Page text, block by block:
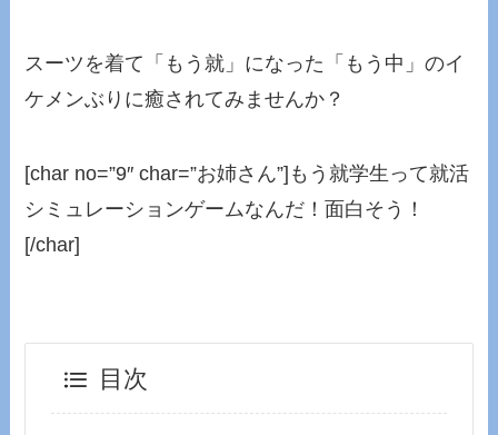
スーツを着て「もう就」になった「もう中」のイ
ケメンぶりに癒されてみませんか？
[char no=”9″ char=”お姉さん”]もう就学生って就活
シミュレーションゲームなんだ！面白そう！
[/char]
目次